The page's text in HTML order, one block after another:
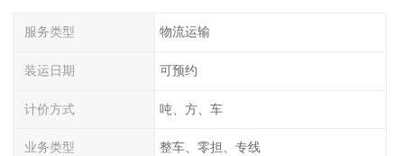
服务类型 物流运输
装运日期 可预约
计价方式 吨、方、车
业务类型 整车、零担、专线